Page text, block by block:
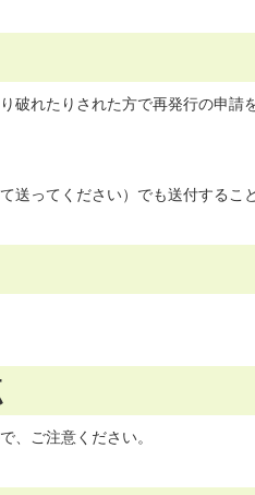
破れたりされた方で再発行の申請
送ってください）でも送付するこ
、ご注意ください。